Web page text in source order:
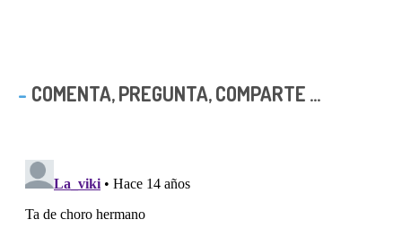
COMENTA, PREGUNTA, COMPARTE ...